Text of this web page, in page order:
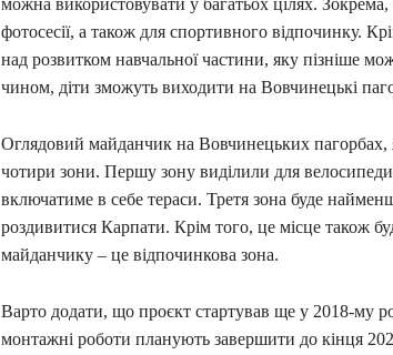
можна використовувати у багатьох цілях.
фотосесії, а також для спортивного відпочинку.
над розвитком навчальної частини, яку пізніше
чином, діти зможуть виходити на Вовчинецькі
Оглядовий майданчик на Вовчинецьких пагорбах,
чотири зони. Першу зону виділили для
включатиме в себе тераси. Третя зона буде
роздивитися Карпати. Крім того, це місце також
майданчику – це відпочинкова зона.
Варто додати, що проєкт стартував ще у 2018-му
монтажні роботи планують завершити до кінця